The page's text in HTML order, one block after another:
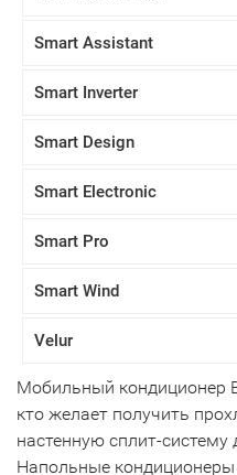
Smart Assistant
Smart Inverter
Smart Design
Smart Electronic
Smart Pro
Smart Wind
Velur
Мобильный кондиционер
кто желает получить
настенную сплит-
Напольные